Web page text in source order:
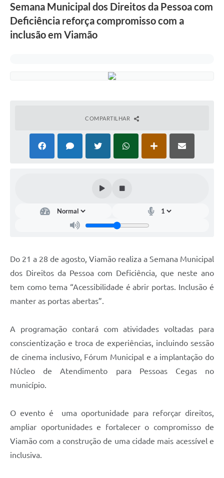
Semana Municipal dos Direitos da Pessoa com
Deficiência reforça compromisso com a
inclusão em Viamão
COMPARTILHAR
Do 21 a 28 de agosto, Viamão realiza a Semana Municipal
dos Direitos da Pessoa com Deficiência, que neste ano
tem como tema “Acessibilidade é abrir portas. Inclusão é
manter as portas abertas”.
A programação contará com atividades voltadas para
conscientização e troca de experiências, incluindo sessão
de cinema inclusivo, Fórum Municipal e a implantação do
Núcleo de Atendimento para Pessoas Cegas no
município.
O evento é uma oportunidade para reforçar direitos,
ampliar oportunidades e fortalecer o compromisso de
Viamão com a construção de uma cidade mais acessível e
inclusiva.